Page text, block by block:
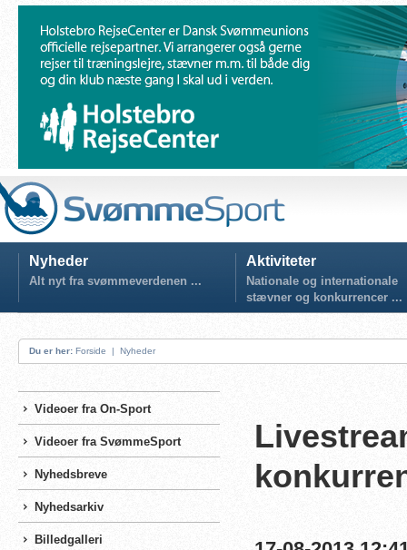
Nyheder
Alt nyt fra svømmeverdenen ...
Aktiviteter
Nationale og internationale
stævner og konkurrencer ...
Du er her: Forside | Nyheder
Videoer fra On-Sport
Videoer fra SvømmeSport
Nyhedsbreve
Nyhedsarkiv
Billedgalleri